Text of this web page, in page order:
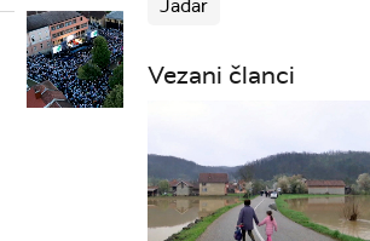
Jadar
Vezani članci